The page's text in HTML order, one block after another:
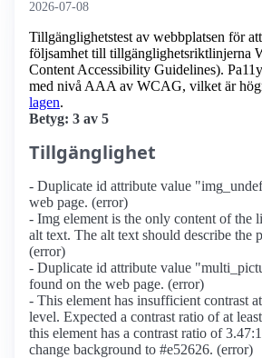
2026-07-08
Tillgänglighetstest av webbplatsen för
följsamhet till tillgänglighets­riktlinjerna
Content Accessibility Guidelines).
med nivå AAA av WCAG, vilket är
lagen.
Betyg: 3 av 5
Tillgänglighet
- Duplicate id attribute value
web page. (error)
- Img element is the only content of the
alt text. The alt text should describe the
(error)
- Duplicate id attribute value
found on the web page. (error)
- This element has insufficient contrast
level. Expected a contrast ratio of at
this element has a contrast ratio of
change background to #e52626. (error)